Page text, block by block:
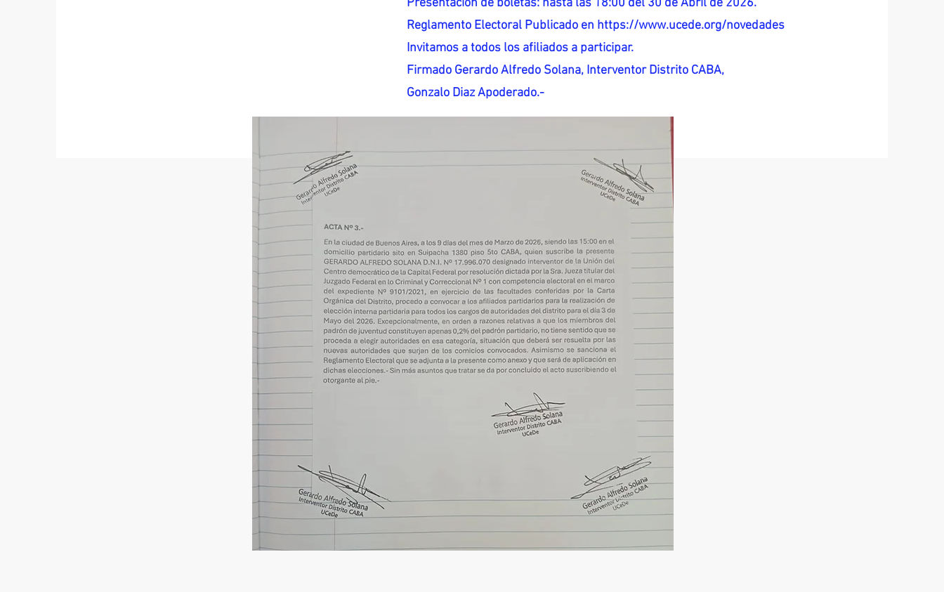
Presentación de boletas: hasta las 18:00 del 30 de Abril de 2026.
Reglamento Electoral Publicado en https://www.ucede.org/novedades
Invitamos a todos los afiliados a participar.
Firmado Gerardo Alfredo Solana, Interventor Distrito CABA,
Gonzalo Diaz Apoderado.-